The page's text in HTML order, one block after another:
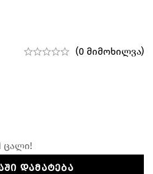
(0 მიმოხილვა)
ცალი!
ᲓᲐᲛᲐᲢᲔᲑᲐ